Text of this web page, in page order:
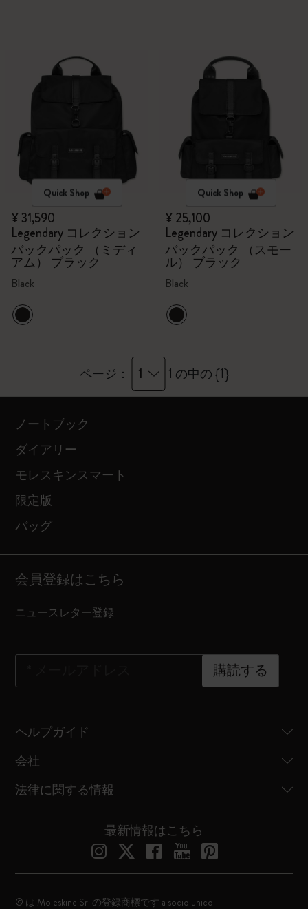
Quick Shop
¥ 31,590
Legendary コレクション
バックパック （ミディ
アム） ブラック
Black
Quick Shop
¥ 25,100
Legendary コレクション
バックパック （スモー
ル） ブラック
Black
ページ： 1 1 の中の {1}
ノートブック
ダイアリー
モレスキンスマート
限定版
バッグ
会員登録はこちら
ニュースレター登録
購読する
ヘルプガイド
会社
法律に関する情報
最新情報はこちら
© は Moleskine Srl の登録商標です a socio unico